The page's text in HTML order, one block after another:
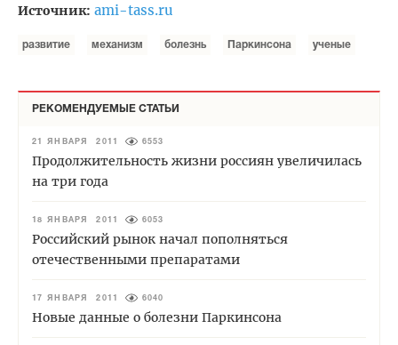
Источник: ami-tass.ru
развитие механизм болезнь Паркинсона ученые
РЕКОМЕНДУЕМЫЕ СТАТЬИ
21 ЯНВАРЯ 2011 6553
Продолжительность жизни россиян увеличилась
на три года
18 ЯНВАРЯ 2011 6053
Российский рынок начал пополняться
отечественными препаратами
17 ЯНВАРЯ 2011 6040
Новые данные о болезни Паркинсона